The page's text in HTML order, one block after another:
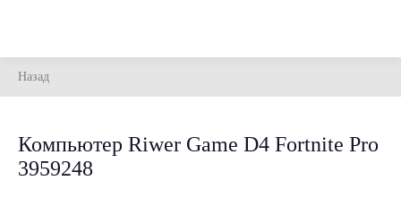
Назад
Компьютер Riwer Game D4 Fortnite Pro
3959248